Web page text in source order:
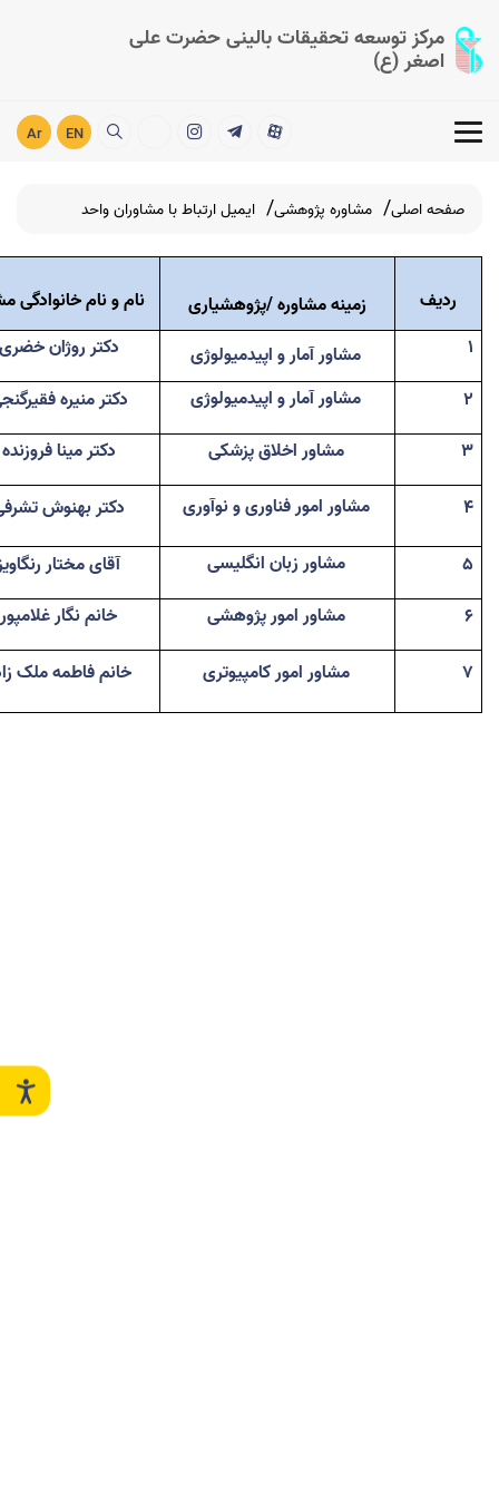
مرکز توسعه تحقیقات بالینی حضرت علی
اصغر (ع)
EN
Ar
صفحه اصلی مشاوره پژوهشی ایمیل ارتباط با مشاوران واحد
ردیف زمینه مشاوره /پژوهشیاری
نام و نام خانوادگی
1
مشاور آمار و اپیدمیولوژی
دکتر روژان
2
مشاور آمار و اپیدمیولوژی
دکتر منیره
3
مشاور اخلاق پزشکی
دکتر مینا فروزنده
4
مشاور امور فناوری و نوآوری
دکتر بهنوش
5
مشاور زبان انگلیسی
آقای مختار
6
مشاور امور پژوهشی
خانم نگار غلامپور
7
مشاور امور کامپیوتری خانم فاطمه ملک